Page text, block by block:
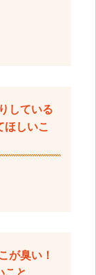
している
ほしいこ
が臭い！